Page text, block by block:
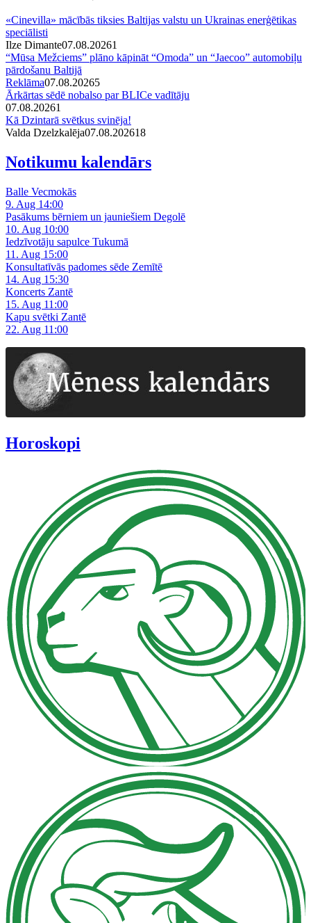
«Cinevilla» mācībās tiksies Baltijas valstu un Ukrainas enerģētikas
speciālisti
Ilze Dimante07.08.20261
“Mūsa Mežciems” plāno kāpināt “Omoda” un “Jaecoo” automobiļu
pārdošanu Baltijā
Reklāma07.08.20265
Ārkārtas sēdē nobalso par BLICe vadītāju
07.08.20261
Kā Dzintarā svētkus svinēja!
Valda Dzelzkalēja07.08.202618
Notikumu kalendārs
Balle Vecmokās
9. Aug 14:00
Pasākums bērniem un jauniešiem Degolē
10. Aug 10:00
Iedzīvotāju sapulce Tukumā
11. Aug 15:00
Konsultatīvās padomes sēde Zemītē
14. Aug 15:30
Koncerts Zantē
15. Aug 11:00
Kapu svētki Zantē
22. Aug 11:00
Horoskopi